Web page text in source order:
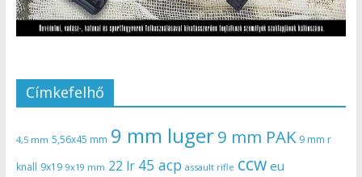
Címkefelhő
4,5 mm 5,56x45 mm 9 mm luger9 mm PAK 9 mm r
knall 9x19 9x19 mm 22 lr 45 acp assault rifle ccw eu